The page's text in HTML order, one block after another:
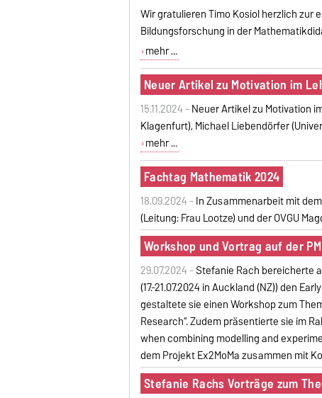
Wir gratulieren Timo Kosiol herzlich
Bildungsforschung in der
mehr ...
Neuer Artikel zu Motivation im
15.11.2024 -Neuer Artikel zu Motivation
Klagenfurt), Michael Liebendörfer
mehr ...
Fachtag Mathematik 2024
18.09.2024 -In Zusammenarbeit mit
(Leitung: Frau Lootze) und der OVGU
Workshop und Vortrag auf der
29.07.2024 -Stefanie Rach bereicherte
(17.-21.07.2024 in Auckland (NZ)) den
gestaltete sie einen Workshop zum
Research“. Zudem präsentierte sie im
when combining modelling and
dem Projekt Ex2MoMa zusammen mit
Stefanie Rachs Vorträge zum